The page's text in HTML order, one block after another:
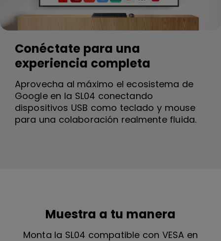
Conéctate para una
experiencia completa
Aprovecha al máximo el ecosistema de
Google en la SL04 conectando
dispositivos USB como teclado y mouse
para una colaboración realmente fluida.
Muestra a tu manera
Monta la SL04 compatible con VESA en